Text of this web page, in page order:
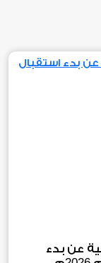
مؤسسة الشيخ سعد بن زومه الإنسانية عن بدء